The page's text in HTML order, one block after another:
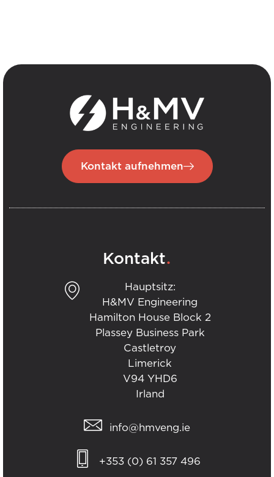
Kontakt aufnehmen
Kontakt.
Hauptsitz:
H&MV Engineering
Hamilton House Block 2
Plassey Business Park
Castletroy
Limerick
V94 YHD6
Irland
info@hmveng.ie
+353 (0) 61 357 496